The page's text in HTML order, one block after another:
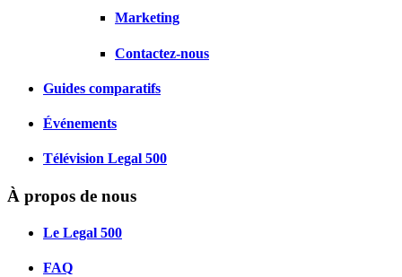
Marketing
Contactez-nous
Guides comparatifs
Événements
Télévision Legal 500
À propos de nous
Le Legal 500
FAQ